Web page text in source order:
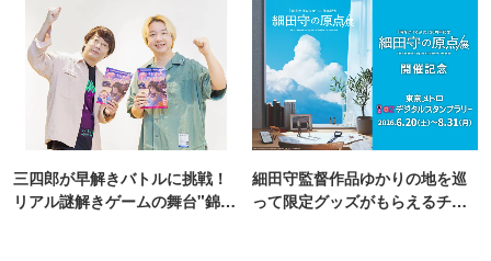
三四郎が早解きバトルに挑戦！
リアル謎解きゲームの舞台"錦糸
細田守監督作品ゆかりの地を巡
って限定グッズがもらえるチャ